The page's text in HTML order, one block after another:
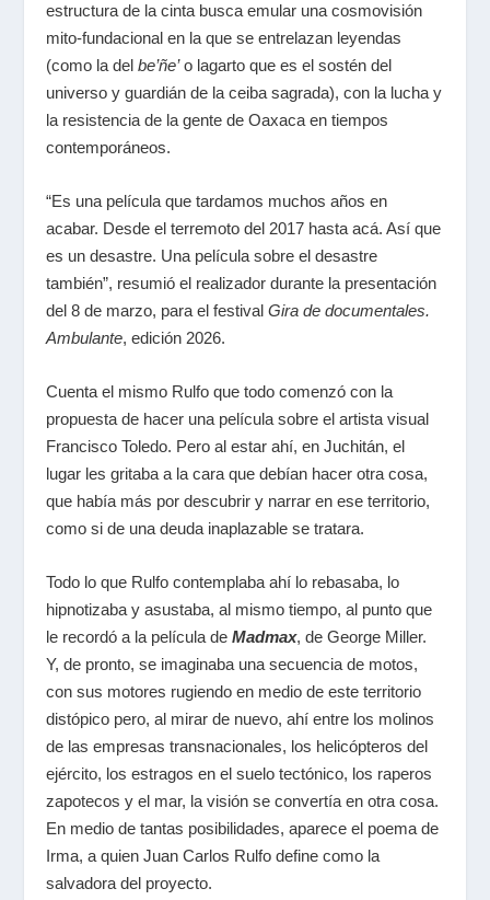
estructura de la cinta busca emular una cosmovisión
mito-fundacional en la que se entrelazan leyendas
(como la delbe’ñe’o lagarto que es el sostén del
universo y guardián de la ceiba sagrada), con la lucha y
la resistencia de la gente de Oaxaca en tiempos
contemporáneos.
“Es una película que tardamos muchos años en
acabar. Desde el terremoto del 2017 hasta acá. Así que
es un desastre. Una película sobre el desastre
también”, resumió el realizador durante la presentación
del 8 de marzo, para el festivalGira de documentales.
Ambulante, edición 2026.
Cuenta el mismo Rulfo que todo comenzó con la
propuesta de hacer una película sobre el artista visual
Francisco Toledo. Pero al estar ahí, en Juchitán, el
lugar les gritaba a la cara que debían hacer otra cosa,
que había más por descubrir y narrar en ese territorio,
como si de una deuda inaplazable se tratara.
Todo lo que Rulfo contemplaba ahí lo rebasaba, lo
hipnotizaba y asustaba, al mismo tiempo, al punto que
le recordó a la película deMadmax, de George Miller.
Y, de pronto, se imaginaba una secuencia de motos,
con sus motores rugiendo en medio de este territorio
distópico pero, al mirar de nuevo, ahí entre los molinos
de las empresas transnacionales, los helicópteros del
ejército, los estragos en el suelo tectónico, los raperos
zapotecos y el mar, la visión se convertía en otra cosa.
En medio de tantas posibilidades, aparece el poema de
Irma, a quien Juan Carlos Rulfo define como la
salvadora del proyecto.